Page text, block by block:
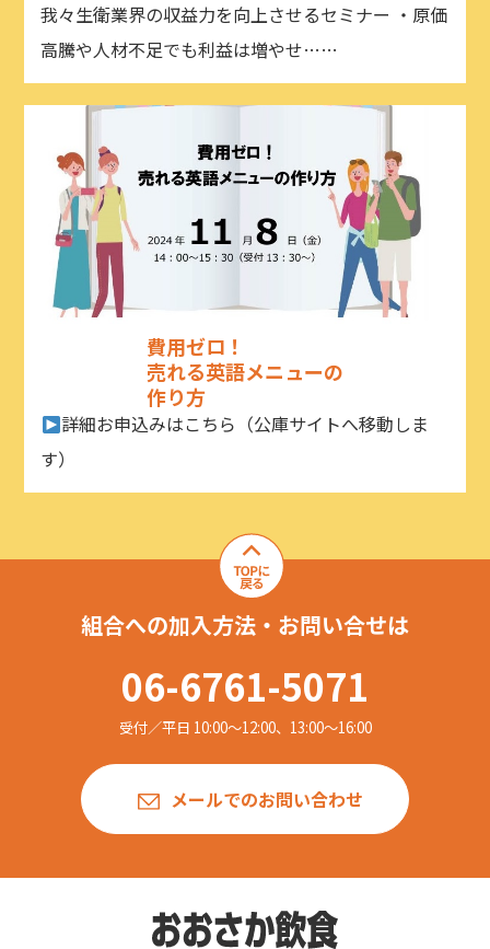
我々生衛業界の収益力を向上させるセミナー ・原価
高騰や人材不足でも利益は増やせ……
費用ゼロ！
売れる英語メニューの
作り方
詳細お申込みはこちら（公庫サイトへ移動しま
す）
組合への加入方法・お問い合せは
06-6761-5071
受付／平日 10:00〜12:00、13:00〜16:00
メールでのお問い合わせ